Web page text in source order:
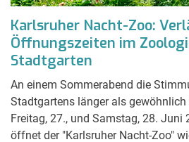
Karlsruher Nacht-Zoo:
Öffnungszeiten im
Stadtgarten
An einem Sommerabend die
Stadtgartens länger als gewöhnlich
Freitag, 27., und Samstag, 28. Juni
öffnet der "Karlsruher Nacht-Zoo"